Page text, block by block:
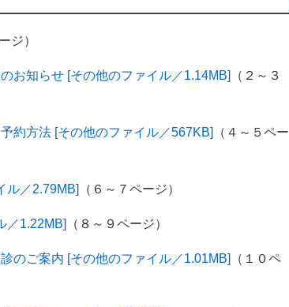
ジ）
お知らせ [その他のファイル／1.14MB]
（２～３
約方法 [その他のファイル／567KB]
（４～５ペー
ル／2.79MB] （６～７ページ）
／1.22MB] （８～９ページ）
のご案内 [その他のファイル／1.01MB]
（１０ペ